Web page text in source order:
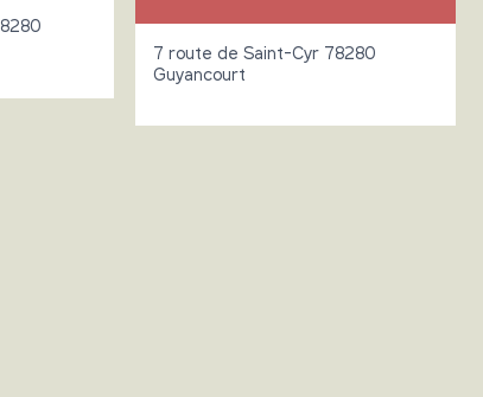
7 route de Saint-Cyr 78280
Guyancourt